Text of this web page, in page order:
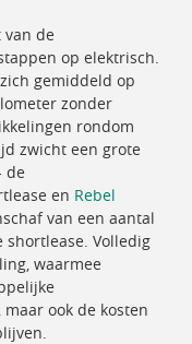
de
op elektrisch.
gemiddeld op
zonder
rondom
zwicht een grote
de
en Rebel
van een aantal
shortlease. Volledig
waarmee
ook de kosten